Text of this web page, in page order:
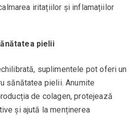
iritațiilor și inflamațiilor
pielii
suplimentele pot oferi un
sănătatea pielii. Anumite
de colagen, protejează
și ajută la menținerea